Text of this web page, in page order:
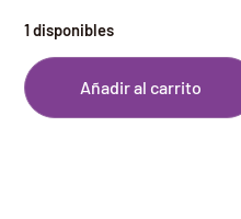
1 disponibles
Añadir al carrito